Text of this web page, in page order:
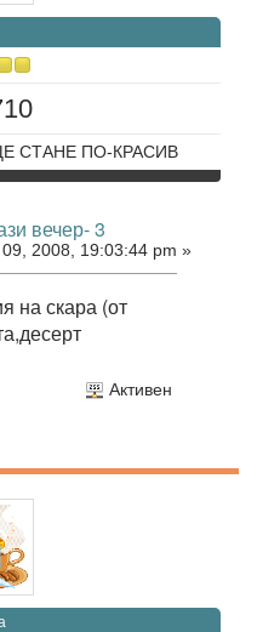
СТАНЕ ПО-КРАСИВ
вечер- 3
2008, 19:03:44 pm »
на скара (от
Активен